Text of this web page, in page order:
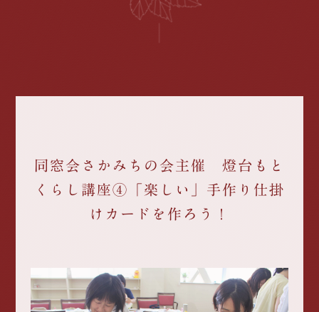
同窓会さかみちの会主催 燈台もと
くらし講座④「楽しい」手作り仕掛
けカードを作ろう！